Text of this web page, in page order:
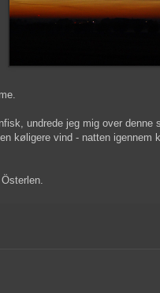
undrede jeg mig over denne
køligere vind - natten igennem